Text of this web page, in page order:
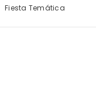
Fiesta Temática